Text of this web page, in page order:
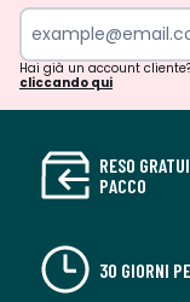
Hai già un account
cliccando qui
RESO
PACCO
30 GIORNI